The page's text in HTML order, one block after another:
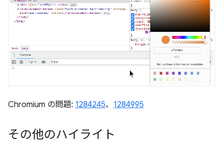
Chromium の問題: 1284245、 1284995
その他のハイライト